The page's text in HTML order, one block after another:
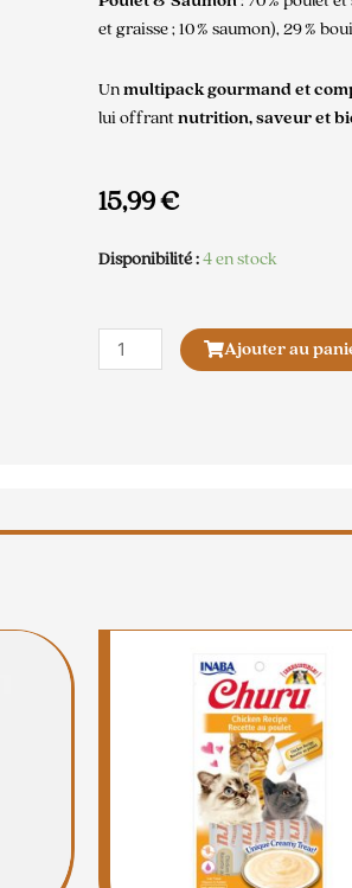
et graisse ; 10 % saumon), 29 %
Unmultipack gourmand et
lui offrantnutrition, saveur et
15,99€
Disponibilité :4 en stock
quantité
de
Ajouter au